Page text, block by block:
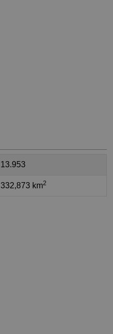
13.953
332,873 km2